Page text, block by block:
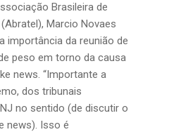
Brasileira de
Marcio Novaes
importância da reunião de
peso em torno da causa
news. “Importante a
dos tribunais
no sentido (de discutir o
news). Isso é